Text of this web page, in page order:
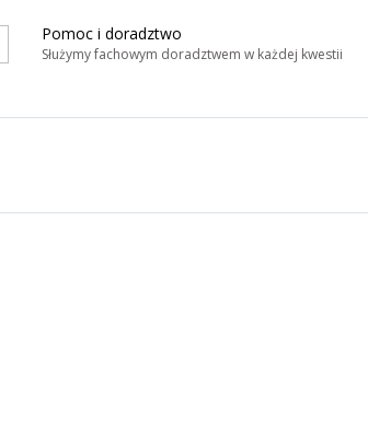
Pomoc i doradztwo
Służymy fachowym doradztwem w każdej kwestii